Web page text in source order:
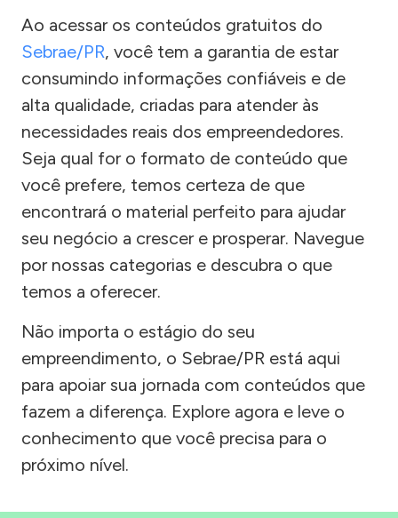
Ao acessar os conteúdos gratuitos do
Sebrae/PR, você tem a garantia de estar
consumindo informações confiáveis e de
alta qualidade, criadas para atender às
necessidades reais dos empreendedores.
Seja qual for o formato de conteúdo que
você prefere, temos certeza de que
encontrará o material perfeito para ajudar
seu negócio a crescer e prosperar. Navegue
por nossas categorias e descubra o que
temos a oferecer.
Não importa o estágio do seu
empreendimento, o Sebrae/PR está aqui
para apoiar sua jornada com conteúdos que
fazem a diferença. Explore agora e leve o
conhecimento que você precisa para o
próximo nível.